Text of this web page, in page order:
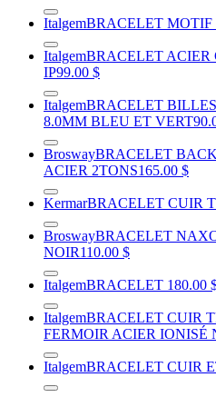
ItalgemBRACELET MOTIF
ItalgemBRACELET ACIER
IP99.00 $
ItalgemBRACELET
8.0MM BLEU ET VERT
BroswayBRACELET
ACIER 2TONS165.00 $
KermarBRACELET CUIR
BroswayBRACELET
NOIR110.00 $
ItalgemBRACELET 180.00
ItalgemBRACELET CUIR
FERMOIR ACIER IONISÉ
ItalgemBRACELET CUIR